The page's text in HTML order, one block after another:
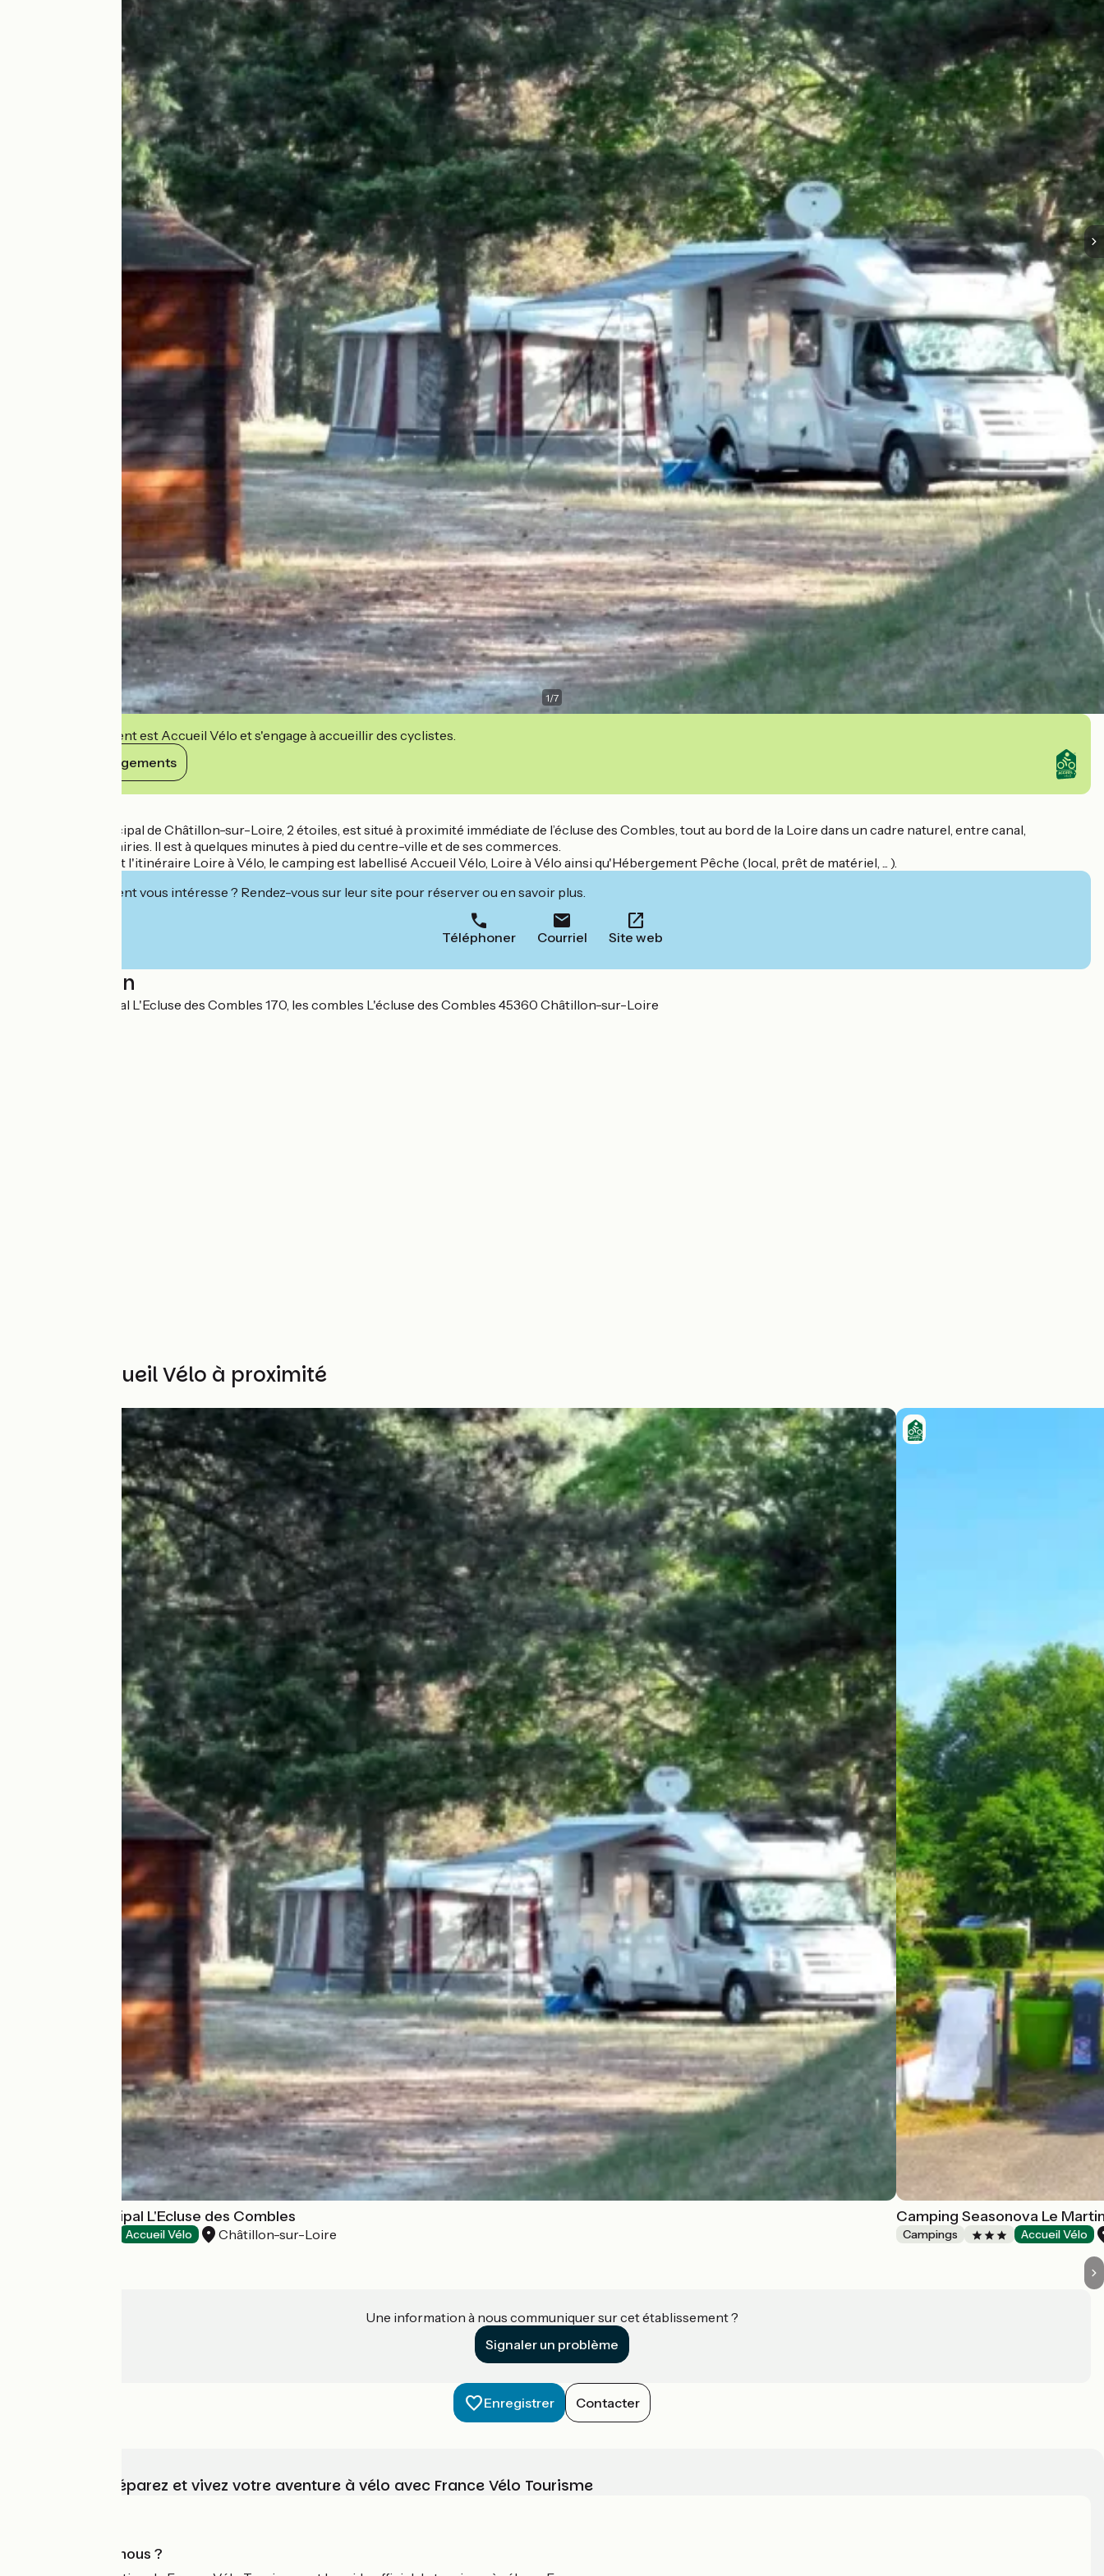
1/7
Cet établissement est Accueil Vélo et s'engage à accueillir des cyclistes.
Voir ses engagements
Le camping municipal de Châtillon-sur-Loire, 2 étoiles, est situé à proximité immédiate de l’écluse des Combles, tout au bord de la Loire dans un cadre naturel, entre canal,
boisements et prairies. Il est à quelques minutes à pied du centre-ville et de ses commerces.
Situé sur le GR 3 et l'itinéraire Loire à Vélo, le camping est labellisé Accueil Vélo, Loire à Vélo ainsi qu'Hébergement Pêche (local, prêt de matériel, ... ).
Cet établissement vous intéresse ? Rendez-vous sur leur site pour réserver ou en savoir plus.
Téléphoner Courriel Site web
Localisation
Camping municipal L'Ecluse des Combles 170, les combles L'écluse des Combles 45360 Châtillon-sur-Loire
Autres Accueil Vélo à proximité
Camping municipal L'Ecluse des Combles
Accueil Vélo Châtillon-sur-Loire
Camping Seasonova Le
Campings Accueil Vélo
Une information à nous communiquer sur cet établissement ?
Signaler un problème
Enregistrer Contacter
Choisissez, préparez et vivez votre aventure à vélo avec France Vélo Tourisme
Qui sommes-nous ?